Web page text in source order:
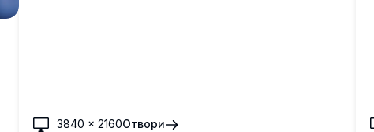
3840 ×2160Отвори